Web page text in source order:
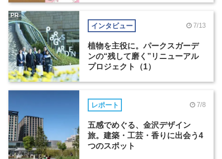
インタビュー 7/13
植物を主役に。パークスガーデ
ンの“残して磨く”リニューアル
プロジェクト（1）
PR
レポート 7/8
五感でめぐる、金沢デザイン
旅。建築・工芸・香りに出会う4
つのスポット